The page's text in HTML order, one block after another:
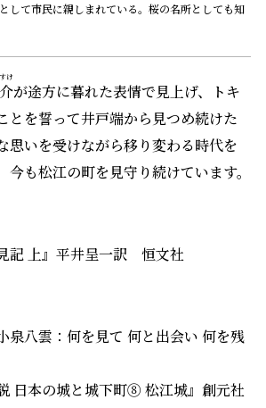
して市民に親しまれている。桜の名所としても知
介
すけ
が途方に暮れた表情で見上げ、トキ
とを誓って井戸端から見つめ続けた
思いを受けながら移り変わる時代を
も松江の町を見守り続けています。
記 上』平井呈一訳 恒文社
泉八雲：何を見て 何と出会い 何を残
日本の城と城下町⑧ 松江城』創元社